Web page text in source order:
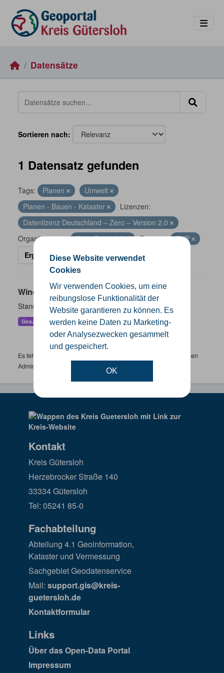
Diese Website verwendet
Cookies
Wir verwenden Cookies, um eine
reibungslose Funktionalität der
Website garantieren zu können. Es
werden keine Daten zu Marketing-
oder Analysezwecken gesammelt
und gespeichert.
OK
Datensätze
Sortieren nach
1 Datensatz gefunden
Tags: Planen
Umwelt
Planen - Bauen - Kataster
Lizenzen:
Datenlizenz Deutschland – Zero – Version 2.0
Organisationen:
Kreis Gütersloh Formate:
SHP
Ergebnisse filtern
Windenergieanlagen
Standorte der Windenergieanlagen im Kreis Gütersloh
GeoJSON KML SHP
Es fehlen spezifische Datensätze? Wenden Sie sich bitte an einen
Administrator unter:
support.gis@kreis-guetersloh.de
Kontakt
Kreis Gütersloh
Herzebrocker Straße 140
33334 Gütersloh
Tel: 05241 85-0
Fachabteilung
Abteilung 4.1 Geoinformation,
Kataster und Vermessung
Sachgebiet Geodatenservice
Mail: support.gis@kreis-
guetersloh.de
Kontaktformular
Links
Über das Open-Data Portal
Impressum